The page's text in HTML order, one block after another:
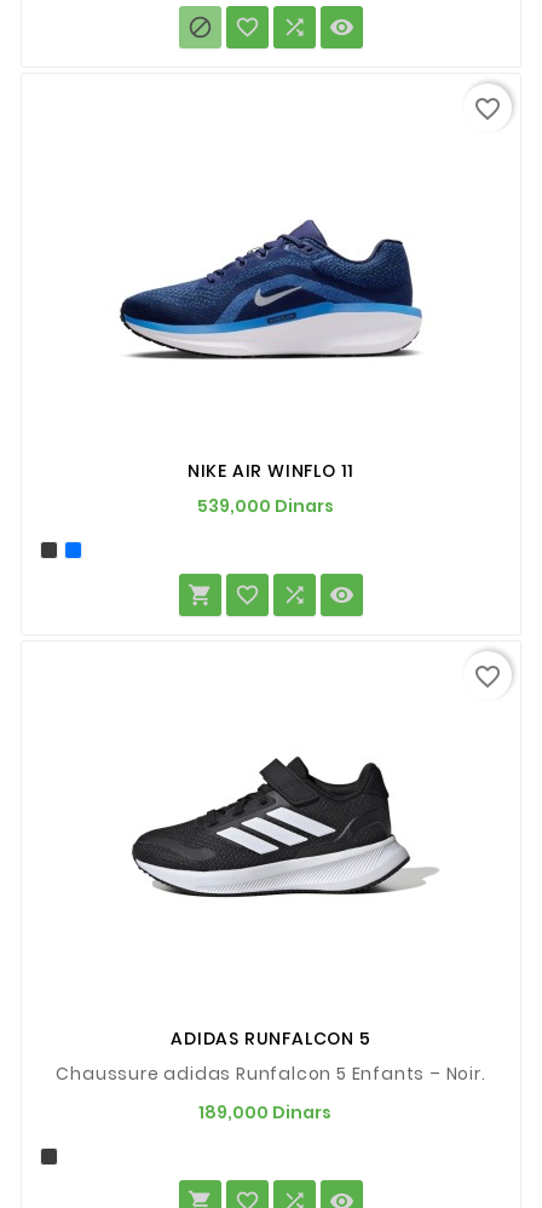
   
NIKE AIR WINFLO 11
539,000 Dinars
   
favorite_border
ADIDAS RUNFALCON 5
Chaussure adidas Runfalcon 5 Enfants – Noir.
189,000 Dinars
   
favorite_border